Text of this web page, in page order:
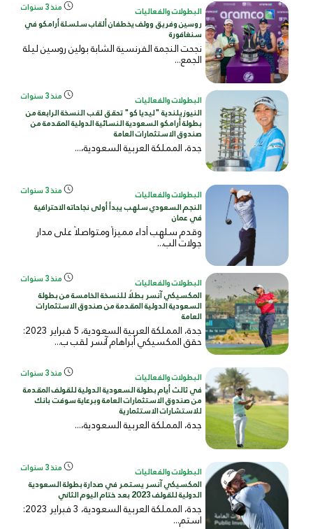
البطولات والفعاليات منذ 3 سنوات
روسين وفريق وولف يخطفان ألقاب سلسلة أرامكو في
سنغافورة
نجحت النجمة الفرنسية الشابة بولين روسين ليلة
الجمع...
البطولات والفعاليات منذ 3 سنوات
النيوزيلندية "ليديا كو" تحقق لقب النسخة الرابعة من
بطولة أرامكو السعودية النسائية الدولية المقدمة من
صندوق الاستثمارات العامة
جدة، المملكة العربية السعودية،...
البطولات والفعاليات منذ 3 سنوات
النجم السعودي سلهب يبدأ أولى نجاحاته الاحترافية
في عمان
وقدم سلهب أداء مميزاً ومتواصلاً على مدار
جولات الب...
البطولات والفعاليات منذ 3 سنوات
المكسيكي آنسر بطلًا للنسخة الخامسة من بطولة
السعودية الدولية المقدمة من صندوق الاستثمارات
العامة
جدة، المملكة العربية السعودية، 5 فبراير 2023:
حقق المكسيكي أبراهام آنسر لقب ب...
البطولات والفعاليات منذ 3 سنوات
في ثالث أيام بطولة السعودية الدولية للقولف المقدمة
من صندوق الاستثمارات العامة وبرعاية سوفت بانك
للاستشارات الاستثمارية
جدة، المملكة العربية السعودية،...
البطولات والفعاليات منذ 3 سنوات
المكسيكي آنسر يستمر في صدارة بطولة السعودية
الدولية للقولف 2023 بعد ختام اليوم الثاني
جدة، المملكة العربية السعودية، 3 فبراير 2023:
استم...